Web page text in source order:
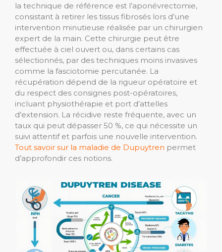
la technique de référence est l’aponévrectomie,
consistant à retirer les tissus fibrosés lors d’une
intervention minutieuse réalisée par un chirurgien
expert de la main. Cette chirurgie peut être
effectuée à ciel ouvert ou, dans certains cas
sélectionnés, par des techniques moins invasives
comme la fasciotomie percutanée. La
récupération dépend de la rigueur opératoire et
du respect des consignes post-opératoires,
incluant physiothérapie et port d’attelles
d’extension. La récidive reste fréquente, avec un
taux qui peut dépasser 50 %, ce qui nécessite un
suivi attentif et parfois une nouvelle intervention.
Tout savoir sur la maladie de Dupuytren permet
d’approfondir ces notions.